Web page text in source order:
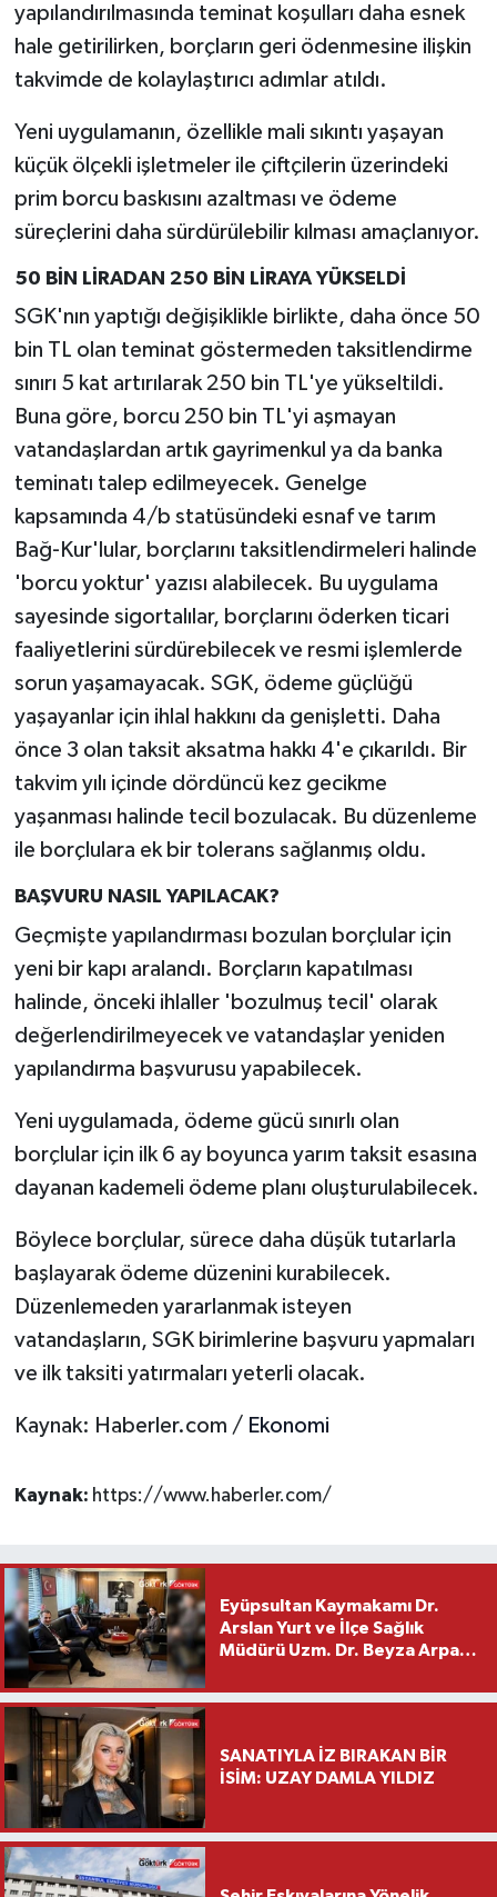
yapılandırılmasında teminat koşulları daha esnek
hale getirilirken, borçların geri ödenmesine ilişkin
takvimde de kolaylaştırıcı adımlar atıldı.
Yeni uygulamanın, özellikle mali sıkıntı yaşayan
küçük ölçekli işletmeler ile çiftçilerin üzerindeki
prim borcu baskısını azaltması ve ödeme
süreçlerini daha sürdürülebilir kılması amaçlanıyor.
50 BİN LİRADAN 250 BİN LİRAYA YÜKSELDİ
SGK'nın yaptığı değişiklikle birlikte, daha önce 50
bin TL olan teminat göstermeden taksitlendirme
sınırı 5 kat artırılarak 250 bin TL'ye yükseltildi.
Buna göre, borcu 250 bin TL'yi aşmayan
vatandaşlardan artık gayrimenkul ya da banka
teminatı talep edilmeyecek. Genelge
kapsamında 4/b statüsündeki esnaf ve tarım
Bağ-Kur'lular, borçlarını taksitlendirmeleri halinde
'borcu yoktur' yazısı alabilecek. Bu uygulama
sayesinde sigortalılar, borçlarını öderken ticari
faaliyetlerini sürdürebilecek ve resmi işlemlerde
sorun yaşamayacak. SGK, ödeme güçlüğü
yaşayanlar için ihlal hakkını da genişletti. Daha
önce 3 olan taksit aksatma hakkı 4'e çıkarıldı. Bir
takvim yılı içinde dördüncü kez gecikme
yaşanması halinde tecil bozulacak. Bu düzenleme
ile borçlulara ek bir tolerans sağlanmış oldu.
BAŞVURU NASIL YAPILACAK?
Geçmişte yapılandırması bozulan borçlular için
yeni bir kapı aralandı. Borçların kapatılması
halinde, önceki ihlaller 'bozulmuş tecil' olarak
değerlendirilmeyecek ve vatandaşlar yeniden
yapılandırma başvurusu yapabilecek.
Yeni uygulamada, ödeme gücü sınırlı olan
borçlular için ilk 6 ay boyunca yarım taksit esasına
dayanan kademeli ödeme planı oluşturulabilecek.
Böylece borçlular, sürece daha düşük tutarlarla
başlayarak ödeme düzenini kurabilecek.
Düzenlemeden yararlanmak isteyen
vatandaşların, SGK birimlerine başvuru yapmaları
ve ilk taksiti yatırmaları yeterli olacak.
Kaynak: Haberler.com / Ekonomi
Kaynak: https://www.haberler.com/
Eyüpsultan Kaymakamı Dr.
Arslan Yurt ve İlçe Sağlık
Müdürü Uzm. Dr. Beyza Arpacı
Ziyareti
SANATIYLA İZ BIRAKAN BİR
İSİM: UZAY DAMLA YILDIZ